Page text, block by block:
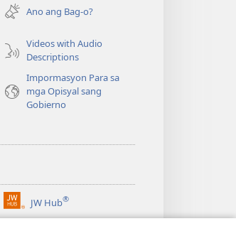
window)Ano ang Bag-o?
Videos with Audio
Descriptions
Impormasyon Para sa
mga Opisyal sang
Gobierno
JW Hub®
(opens
new